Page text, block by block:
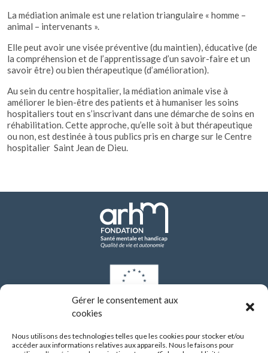
Gérer le consentement aux
cookies
Nous utilisons des technologies telles que les cookies pour stocker et/ou
accéder aux informations relatives aux appareils. Nous le faisons pour
La médiation animale est une relation triangulaire « homme –
animal – intervenants ».
Elle peut avoir une visée préventive (du maintien), éducative (de
la compréhension et de l’apprentissage d’un savoir-faire et un
savoir être) ou bien thérapeutique (d’amélioration).
Au sein du centre hospitalier, la médiation animale vise à
améliorer le bien-être des patients et à humaniser les soins
hospitaliers tout en s’inscrivant dans une démarche de soins en
réhabilitation. Cette approche, qu’elle soit à but thérapeutique
ou non, est destinée à tous publics pris en charge sur le Centre
hospitalier Saint Jean de Dieu.
national de relance et de résilience (PNRR), via le programme NextGenerationEU.